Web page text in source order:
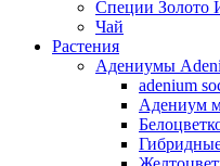
Специи Золото
Чай
Растения
Адениумы
adenium
Адениум